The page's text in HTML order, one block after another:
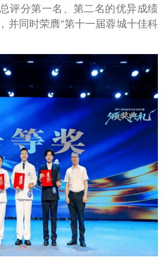
评分第一名、第二名的优异成绩
并同时荣膺“第十一届蓉城十佳科